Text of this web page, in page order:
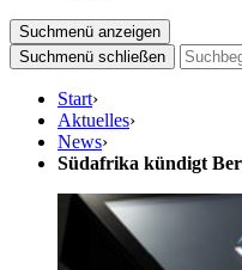
Suchmenü anzeigen
Suchmenü schließen
Start›
Aktuelles›
News›
Südafrika kündigt